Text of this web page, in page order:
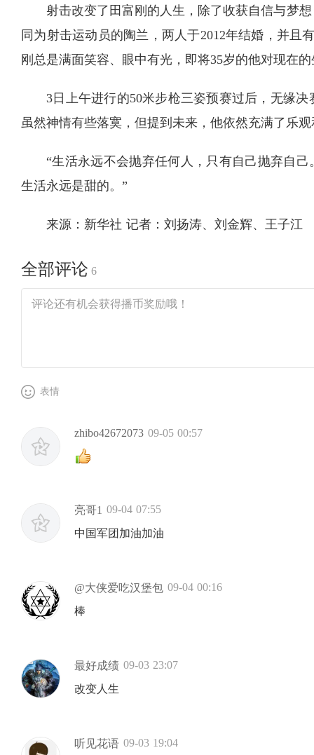
射击改变了田富刚的人生，除了收获自信与梦
同为射击运动员的陶兰，两人于2012年结婚，并且
刚总是满面笑容、眼中有光，即将35岁的他对现在
3日上午进行的50米步枪三姿预赛过后，无缘
虽然神情有些落寞，但提到未来，他依然充满了乐
“生活永远不会抛弃任何人，只有自己抛弃自
生活永远是甜的。”
来源：新华社 记者：刘扬涛、刘金辉、王子江
全部评论 6
表情
zhibo42672073 09-05 00:57
亮哥1 09-04 07:55
中国军团加油加油
@大侠爱吃汉堡包 09-04 00:16
棒
最好成绩 09-03 23:07
改变人生
听见花语 09-03 19:04